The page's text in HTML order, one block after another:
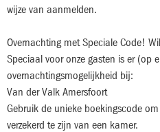
wijze van aanmelden.
Overnachting met Speciale Code!
Speciaal voor onze gasten is er (op
overnachtingsmogelijkheid bij:
Van der Valk Amersfoort
Gebruik de unieke boekingscode om
verzekerd te zijn van een kamer.